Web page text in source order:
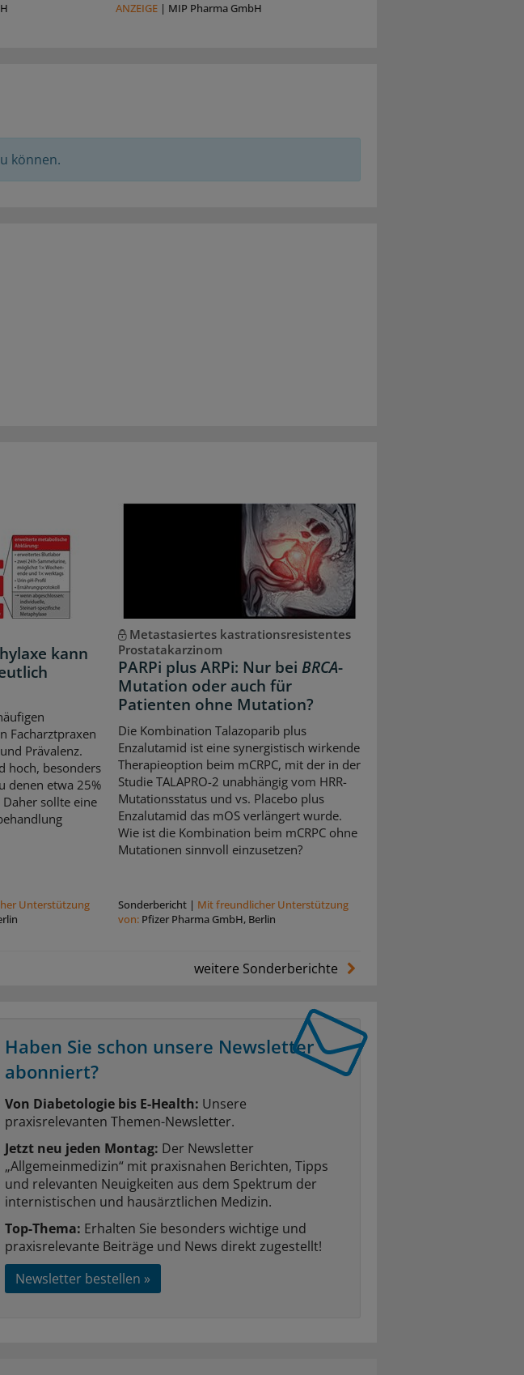
ANZEIGE| MIP Pharma GmbH
können.
kann
Facharztpraxen
Prävalenz.
hoch, besonders
denen etwa 25%
sollte eine
Unterstützung
Metastasiertes kastrationsresistentes
Prostatakarzinom
PARPi plus ARPi: Nur bei BRCA-
Mutation oder auch für
Patienten ohne Mutation?
Die Kombination Talazoparib plus
Enzalutamid ist eine synergistisch wirkende
Therapieoption beim mCRPC, mit der in der
Studie TALAPRO-2 unabhängig vom HRR-
Mutationsstatus und vs. Placebo plus
Enzalutamid das mOS verlängert wurde.
Wie ist die Kombination beim mCRPC ohne
Mutationen sinnvoll einzusetzen?
Sonderbericht| Mit freundlicher Unterstützung
von: Pfizer Pharma GmbH, Berlin
weitere Sonderberichte
Haben Sie schon unsere Newsletter
abonniert?
Von Diabetologie bis E-Health: Unsere
praxisrelevanten Themen-Newsletter.
Jetzt neu jeden Montag: Der Newsletter
„Allgemeinmedizin“ mit praxisnahen Berichten, Tipps
und relevanten Neuigkeiten aus dem Spektrum der
internistischen und hausärztlichen Medizin.
Top-Thema: Erhalten Sie besonders wichtige und
praxisrelevante Beiträge und News direkt zugestellt!
Newsletter bestellen »